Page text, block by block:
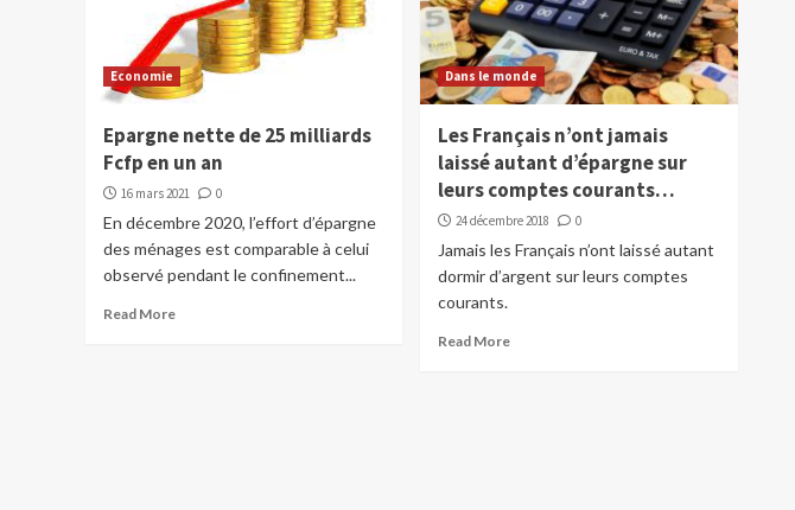
Economie
Epargne nette de 25 milliards
Fcfp en un an
16 mars 2021 0
En décembre 2020, l’effort d’épargne
des ménages est comparable à celui
observé pendant le confinement...
Read More
Dans le monde
Les Français n’ont jamais
laissé autant d’épargne sur
leurs comptes courants…
24 décembre 2018 0
Jamais les Français n’ont laissé autant
dormir d’argent sur leurs comptes
courants.
Read More